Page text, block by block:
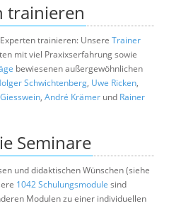
trainieren
trainieren: Unsere Trainer
mit viel Praxixserfahrung sowie
bewiesenen außergewöhnlichen
Schwichtenberg, Uwe Ricken,
, André Krämer und Rainer
Seminare
und didaktischen Wünschen (siehe
1042 Schulungsmodule sind
Modulen zu einer individuellen